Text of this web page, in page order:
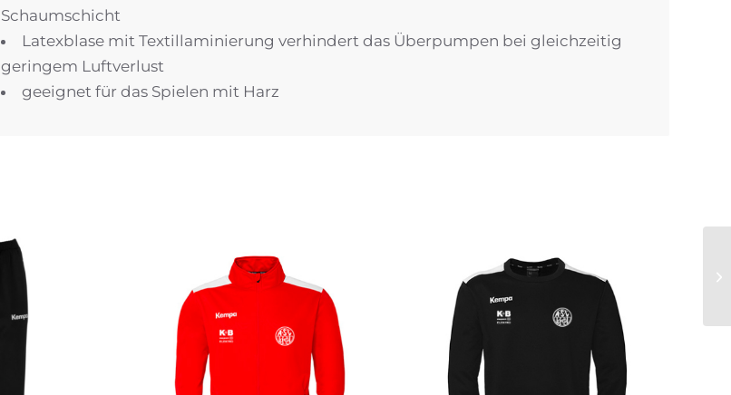
Schaumschicht
Latexblase mit Textillaminierung verhindert das Überpumpen bei gleichzeitig
geringem Luftverlust
geeignet für das Spielen mit Harz